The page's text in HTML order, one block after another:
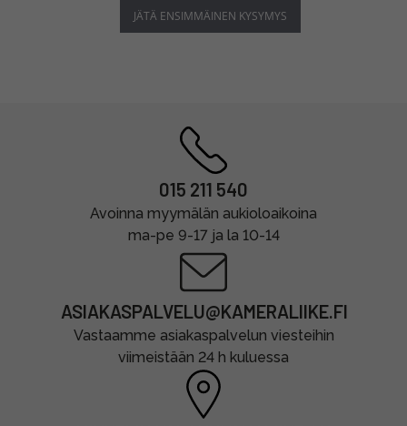
JÄTÄ ENSIMMÄINEN KYSYMYS
015 211 540
Avoinna myymälän aukioloaikoina
ma-pe 9-17 ja la 10-14
ASIAKASPALVELU@KAMERALIIKE.FI
Vastaamme asiakaspalvelun viesteihin
viimeistään 24 h kuluessa